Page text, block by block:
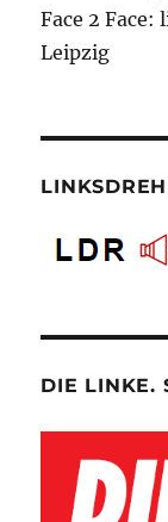
Face 2 Face:
Leipzig
DIE LINKE.